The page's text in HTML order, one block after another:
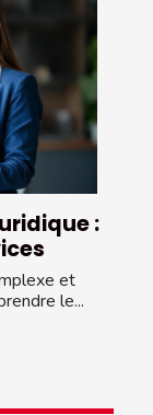
:
et
le...